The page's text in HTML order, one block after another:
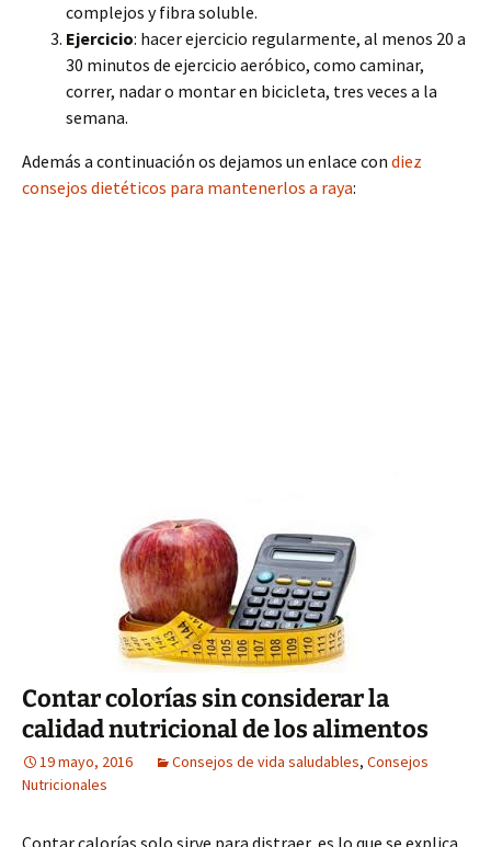
complejos y fibra soluble.
Ejercicio: hacer ejercicio regularmente, al menos 20 a
30 minutos de ejercicio aeróbico, como caminar,
correr, nadar o montar en bicicleta, tres veces a la
semana.
Además a continuación os dejamos un enlace con diez
consejos dietéticos para mantenerlos a raya:
Contar colorías sin considerar la
calidad nutricional de los alimentos
19 mayo, 2016 Consejos de vida saludables, Consejos
Nutricionales